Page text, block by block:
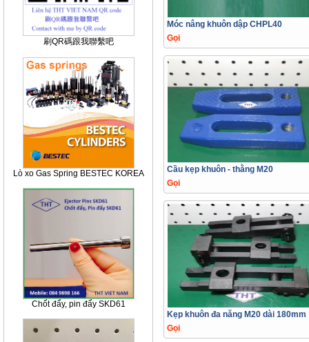
刷QR碼跟我聯繫吧
Lò xo Gas Spring BESTEC KOREA
Chốt đẩy, pin đẩy SKD61
Móc nâng khuôn dập CHPL40
Gọi
Cầu kẹp khuôn - thằng M20
Gọi
Kẹp khuôn đa năng M20 dài 180mm
Gọi